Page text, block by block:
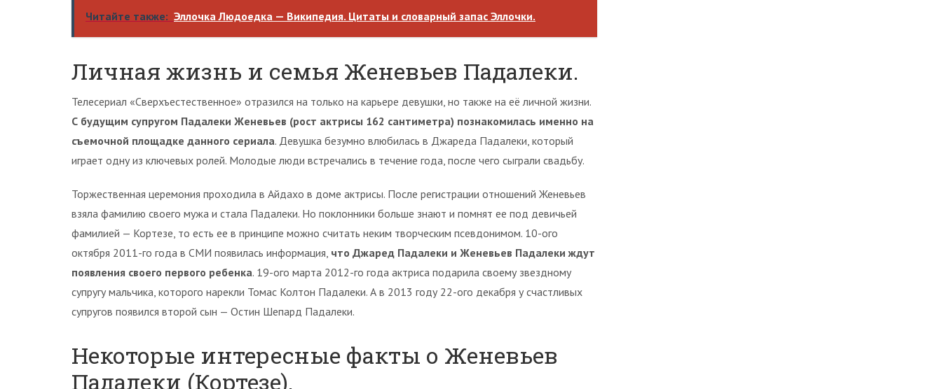
Читайте также: Эллочка Людоедка — Википедия. Цитаты и словарный запас Эллочки.
Личная жизнь и семья Женевьев Падалеки.
Телесериал «Сверхъестественное» отразился на только на карьере девушки, но также на её личной жизни.
С будущим супругом Падалеки Женевьев (рост актрисы 162 сантиметра) познакомилась именно на
съемочной площадке данного сериала. Девушка безумно влюбилась в Джареда Падалеки, который
играет одну из ключевых ролей. Молодые люди встречались в течение года, после чего сыграли свадьбу.
Торжественная церемония проходила в Айдахо в доме актрисы. После регистрации отношений Женевьев
взяла фамилию своего мужа и стала Падалеки. Но поклонники больше знают и помнят ее под девичьей
фамилией — Кортезе, то есть ее в принципе можно считать неким творческим псевдонимом. 10-ого
октября 2011-го года в СМИ появилась информация, что Джаред Падалеки и Женевьев Падалеки ждут
появления своего первого ребенка. 19-ого марта 2012-го года актриса подарила своему звездному
супругу мальчика, которого нарекли Томас Колтон Падалеки. А в 2013 году 22-ого декабря у счастливых
супругов появился второй сын — Остин Шепард Падалеки.
Некоторые интересные факты о Женевьев
Падалеки (Кортезе).